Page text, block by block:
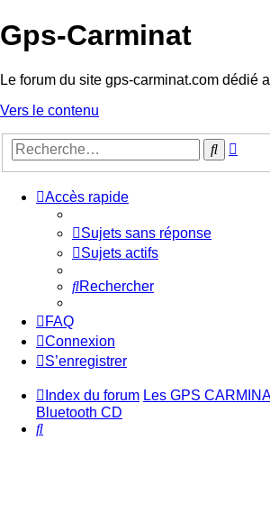
Gps-Carminat
Le forum du site gps-carminat.com dédié
Vers le contenu
Accès rapide
Sujets sans réponse
Sujets actifs
Rechercher
FAQ
Connexion
S’enregistrer
Index du forum Les GPS
Bluetooth CD
Rechercher